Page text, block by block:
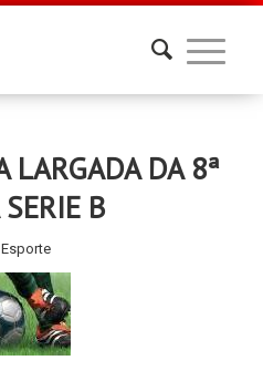
LARGADA DA 8ª
B
Esporte